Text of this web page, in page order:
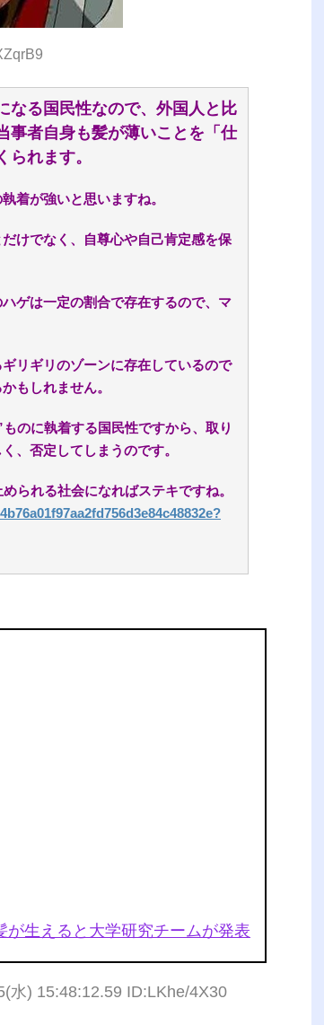
る国民性なので、外国人と比
事者自身も髪が薄いことを「仕
れます。
着が強いと思いますね。
けでなく、自尊心や自己肯定感を保
ゲは一定の割合で存在するので、マ
リギリのゾーンに存在しているので
もしれません。
のに執着する国民性ですから、取り
、否定してしまうのです。
られる社会になればステキですね。
が生えると大学研究チームが発表
水) 15:48:12.59 ID:LKhe/4X30